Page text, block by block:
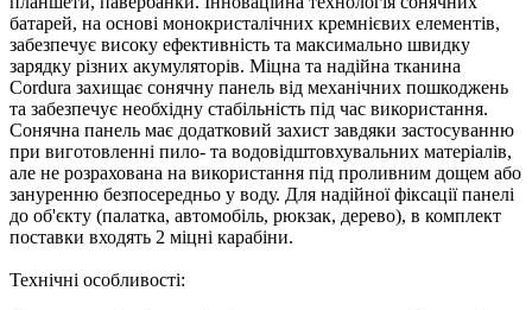
батарей, на основі монокристалічних кремнієвих елементів,
забезпечує високу ефективність та максимально швидку
зарядку різних акумуляторів. Міцна та надійна тканина
Cordura захищає сонячну панель від механічних пошкоджень
та забезпечує необхідну стабільність під час використання.
Сонячна панель має додатковий захист завдяки застосуванню
при виготовленні пило- та водовідштовхувальних матеріалів,
але не розрахована на використання під проливним дощем або
зануренню безпосередньо у воду. Для надійної фіксації панелі
до об'єкту (палатка, автомобіль, рюкзак, дерево), в комплект
поставки входять 2 міцні карабіни.
Технічні особливості: